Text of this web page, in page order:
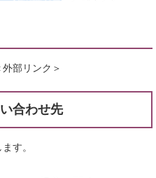
外部リンク＞
合わせ先
す。